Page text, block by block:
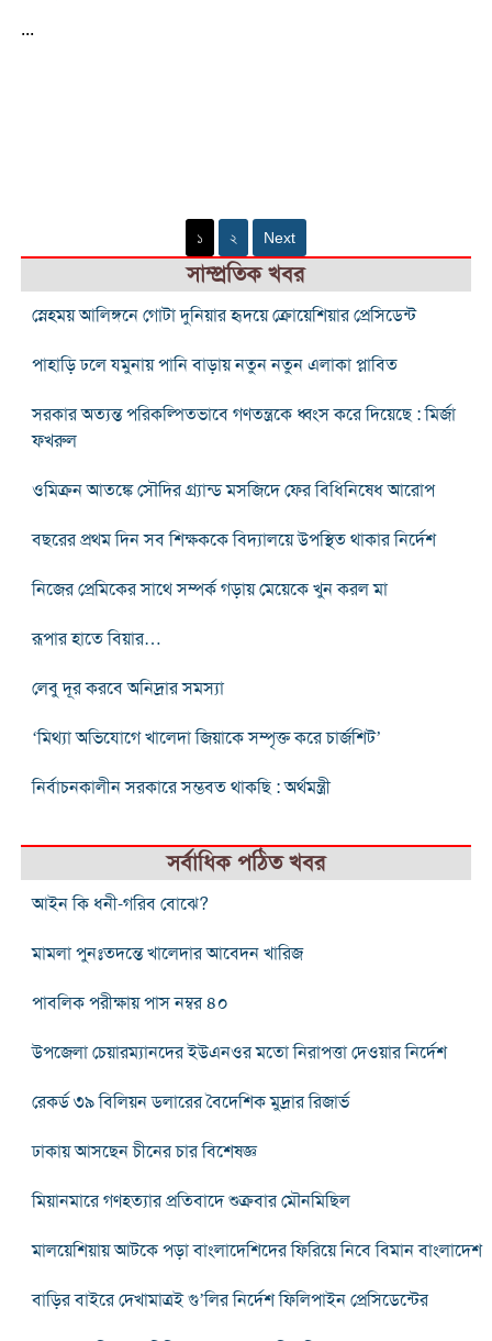
...
১ ২ Next
সাম্প্রতিক খবর
স্নেহময় আলিঙ্গনে গোটা দুনিয়ার হৃদয়ে ক্রোয়েশিয়ার প্রেসিডেন্ট
পাহাড়ি ঢলে যমুনায় পানি বাড়ায় নতুন নতুন এলাকা প্লাবিত
সরকার অত্যন্ত পরিকল্পিতভাবে গণতন্ত্রকে ধ্বংস করে দিয়েছে : মির্জা
ফখরুল
ওমিক্রন আতঙ্কে সৌদির গ্র্যান্ড মসজিদে ফের বিধিনিষেধ আরোপ
বছরের প্রথম দিন সব শিক্ষককে বিদ্যালয়ে উপস্থিত থাকার নির্দেশ
নিজের প্রেমিকের সাথে সম্পর্ক গড়ায় মেয়েকে খুন করল মা
রূপার হাতে বিয়ার…
লেবু দূর করবে অনিদ্রার সমস্যা
‘মিথ্যা অভিযোগে খালেদা জিয়াকে সম্পৃক্ত করে চার্জশিট’
নির্বাচনকালীন সরকারে সম্ভবত থাকছি : অর্থমন্ত্রী
সর্বাধিক পঠিত খবর
আইন কি ধনী-গরিব বোঝে?
মামলা পুনঃতদন্তে খালেদার আবেদন খারিজ
পাবলিক পরীক্ষায় পাস নম্বর ৪০
উপজেলা চেয়ারম্যানদের ইউএনওর মতো নিরাপত্তা দেওয়ার নির্দেশ
রেকর্ড ৩৯ বিলিয়ন ডলারের বৈদেশিক মুদ্রার রিজার্ভ
ঢাকায় আসছেন চীনের চার বিশেষজ্ঞ
মিয়ানমারে গণহত্যার প্রতিবাদে শুক্রবার মৌনমিছিল
মালয়েশিয়ায় আটকে পড়া বাংলাদেশিদের ফিরিয়ে নিবে বিমান বাংলাদেশ
বাড়ির বাইরে দেখামাত্রই গু’লির নির্দেশ ফিলিপাইন প্রেসিডেন্টের